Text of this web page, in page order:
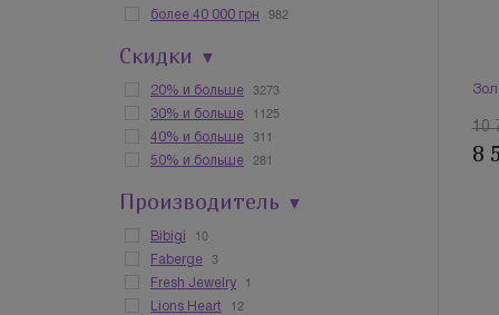
более 40 000 грн 982
Скидки ▼
20% и больше 3273
30% и больше 1125
40% и больше 311
50% и больше 281
Производитель ▼
Bibigi 10
Faberge 3
Fresh Jewelry 1
Lions Heart 12
10
8